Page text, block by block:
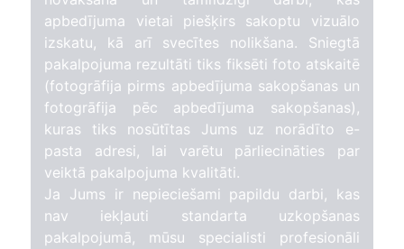
apbedījuma vietai piešķirs sakoptu vizuālo
izskatu, kā arī svecītes nolikšana. Sniegtā
pakalpojuma rezultāti tiks fiksēti foto atskaitē
(fotogrāfija pirms apbedījuma sakopšanas un
fotogrāfija pēc apbedījuma sakopšanas),
kuras tiks nosūtītas Jums uz norādīto e-
pasta adresi, lai varētu pārliecināties par
veiktā pakalpojuma kvalitāti.
Ja Jums ir nepieciešami papildu darbi, kas
nav iekļauti standarta uzkopšanas
pakalpojumā, mūsu specialisti profesionāli